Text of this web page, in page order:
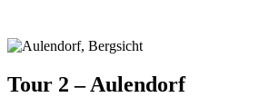
Tour 2 – Aulendorf